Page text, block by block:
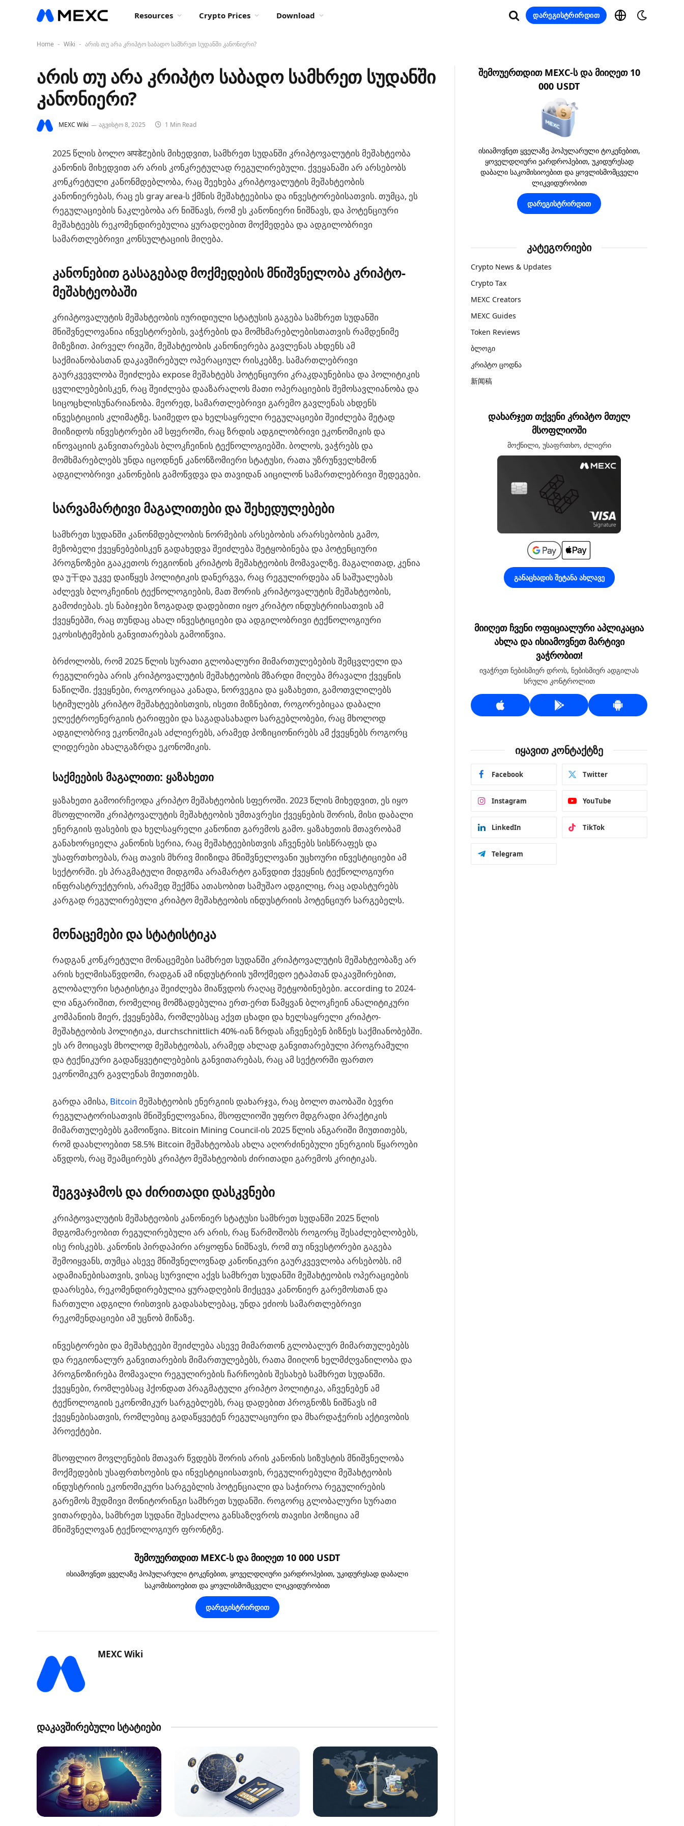
Resources Crypto Prices Download დარეგისტრირდით
Home - Wiki - არის თუ არა კრიპტო საბადო სამხრეთ სუდანში კანონიერი?
არის თუ არა კრიპტო საბადო სამხრეთ სუდანში
კანონიერი?
MEXC Wiki აგვისტო 8, 2025 1 Min Read
2025 წლის ბოლო अपडेटების მიხედვით, სამხრეთ სუდანში კრიპტოვალუტის მეშახტეობა
კანონის მიხედვით არ არის კონკრეტულად რეგულირებული. ქვეყანაში არ არსებობს
კონკრეტული კანონმდებლობა, რაც შეეხება კრიპტოვალუტის მეშახტეობის
კანონიერებას, რაც ეს gray area-ს ქმნის მეშახტეებისა და ინვესტორებისათვის. თუმცა, ეს
რეგულაციების ნაკლებობა არ ნიშნავს, რომ ეს კანონიერი ნიშნავს, და პოტენციური
მეშახტეებს რეკომენდირებულია ყურადღებით მოქმედება და ადგილობრივი
სამართლებრივი კონსულტაციის მიღება.
კანონებით გასაგებად მოქმედების მნიშვნელობა კრიპტო-
მეშახტეობაში
კრიპტოვალუტის მეშახტეობის იურიდიული სტატუსის გაგება სამხრეთ სუდანში
მნიშვნელოვანია ინვესტორების, ვაჭრების და მომხმარებლებისთათვის რამდენიმე
მიზეზით. პირველ რიგში, მეშახტეობის კანონიერება გავლენას ახდენს ამ
საქმიანობასთან დაკავშირებულ ოპერაციულ რისკებზე. სამართლებრივი
გაურკვევლობა შეიძლება expose მეშახტებს პოტენციური კრაკდაუნებისა და პოლიტიკის
ცვლილებებისკენ, რაც შეიძლება დააზარალოს მათი ოპერაციების შემოსავლიანობა და
სიცოცხლისუნარიანობა. მეორედ, სამართლებრივი გარემო გავლენას ახდენს
ინვესტიციის კლიმატზე. საიმედო და ხელსაყრელი რეგულაციები შეიძლება მეტად
მიიზიდოს ინვესტორები ამ სფეროში, რაც ზრდის ადგილობრივი ეკონომიკის და
ინოვაციის განვითარებას ბლოკჩეინის ტექნოლოგიებში. ბოლოს, ვაჭრებს და
მომხმარებლებს უნდა იცოდნენ კანონზომიერი სტატუსი, რათა უზრუნველხმონ
ადგილობრივი კანონების გამოწვდვა და თავიდან აიცილონ სამართლებრივი შედეგები.
სარვამარტივი მაგალითები და შეხედულებები
სამხრეთ სუდანში კანონმდებლობის ნორმების არსებობის არარსებობის გამო,
მეზობელი ქვეყნებებისკენ გადახედვა შეიძლება შეტყობინება და პოტენციური
პროგნოზები გააკეთოს რეგიონის კრიპტოს მეშახტეობის მომავალზე. მაგალითად, კენია
და უ干და უკვე დაიწყეს პოლიტიკის დანერგვა, რაც რეგულირდება ან საშუალებას
აძლევს ბლოკჩეინის ტექნოლოგიების, მათ შორის კრიპტოვალუტის მეშახტეობის,
გამოძიებას. ეს ნაბიჯები ზოგადად დადებითი იყო კრიპტო ინდუსტრიისათვის ამ
ქვეყნებში, რაც თუნდაც ახალ ინვესტიციები და ადგილობრივი ტექნოლოგიური
ეკოსისტემების განვითარებას გამოიწვია.
ბრძოლობს, რომ 2025 წლის სურათი გლობალური მიმართულებების შემცვლელი და
რეგულირება არის კრიპტოვალუტის მეშახტეობის მზარდი მიღება მრავალი ქვეყნის
ნაწილში. ქვეყნები, როგორიცაა კანადა, ნორვეგია და ყაზახეთი, გამოთვლილებს
სტიმულებს კრიპტო მეშახტეებისთვის, ისეთი მიზნებით, როგორებიცაა დაბალი
ელექტროენერგიის ტარიფები და საგადასახადო სარგებლობები, რაც მხოლოდ
ადგილობრივ ეკონომიკას აძლიერებს, არამედ პოზიციონირებს ამ ქვეყნებს როგორც
ლიდერები ახალგაზრდა ეკონომიკის.
საქმეების მაგალითი: ყაზახეთი
ყაზახეთი გამოირჩეოდა კრიპტო მეშახტეობის სფეროში. 2023 წლის მიხედვით, ეს იყო
მსოფლიოში კრიპტოვალუტის მეშახტეობის უმთავრესი ქვეყნების შორის, მისი დაბალი
ენერგიის ფასების და ხელსაყრელი კანონით გარემოს გამო. ყაზახეთის მთავრობამ
განახორციელა კანონის სერია, რაც მეშახტეებისთვის აჩვენებს სისწრაფეს და
უსაფრთხოებას, რაც თავის მხრივ მიიზიდა მნიშვნელოვანი უცხოური ინვესტიციები ამ
სექტორში. ეს პრაგმატული მიდგომა არამარტო გაწვდით ქვეყნის ტექნოლოგიური
ინფრასტრუქტურის, არამედ შექმნა ათასობით სამუშაო ადგილიც, რაც ადასტურებს
კარგად რეგულირებული კრიპტო მეშახტეობის ინდუსტრიის პოტენციურ სარგებელს.
მონაცემები და სტატისტიკა
რადგან კონკრეტული მონაცემები სამხრეთ სუდანში კრიპტოვალუტის მეშახტეობაზე არ
არის ხელმისაწვდომი, რადგან ამ ინდუსტრიის უმოქმედო ეტაპთან დაკავშირებით,
გლობალური სტატისტიკა შეიძლება მიაწვდოს რაღაც შეტყობინებები. according to 2024-
ლი ანგარიშით, რომელიც მომზადებულია ერთ-ერთ წამყვან ბლოკჩეინ ანალიტიკური
კომპანიის მიერ, ქვეყნებმა, რომლებსაც აქვთ ცხადი და ხელსაყრელი კრიპტო-
მეშახტეობის პოლიტიკა, durchschnittlich 40%-იან ზრდას აჩვენებენ ბიზნეს საქმიანობებში.
ეს არ მოიცავს მხოლოდ მეშახტეობას, არამედ ახლად განვითარებული პროგრამული
და ტექნიკური გადაწყვეტილებების განვითარებას, რაც ამ სექტორში ფართო
ეკონომიკურ გავლენას მიუთითებს.
გარდა ამისა, Bitcoin მეშახტეობის ენერგიის დახარჯვა, რაც ბოლო თაობაში ბევრი
რეგულატორისათვის მნიშვნელოვანია, მსოფლიოში უფრო მდგრადი პრაქტიკის
მიმართულებებს გამოიწვია. Bitcoin Mining Council-ის 2025 წლის ანგარიში მიუთითებს,
რომ დაახლოებით 58.5% Bitcoin მეშახტეობას ახლა აღორძინებული ენერგიის წყაროები
აწვდოს, რაც შეამცირებს კრიპტო მეშახტეობის ძირითადი გარემოს კრიტიკას.
შეგვაჯამოს და ძირითადი დასკვნები
კრიპტოვალუტის მეშახტეობის კანონიერ სტატუსი სამხრეთ სუდანში 2025 წლის
მდგომარეობით რეგულირებული არ არის, რაც წარმოშობს როგორც შესაძლებლობებს,
ისე რისკებს. კანონის პირდაპირი არყოფნა ნიშნავს, რომ თუ ინვესტორები გაგება
შემოიყვანს, თუმცა ასევე მნიშვნელოვნად კანონიკური გაურკვევლობა არსებობს. იმ
ადამიანებისათვის, ვისაც სურვილი აქვს სამხრეთ სუდანში მეშახტეობის ოპერაციების
დაარსება, რეკომენდირებულია ყურადღების მიქცევა კანონიერ გარემოსთან და
ჩართული ადგილი რისთვის გადასახლებაც, უნდა ეძიოს სამართლებრივი
რეკომენდაციები ამ უცნობ მიწაზე.
ინვესტორები და მეშახტეები შეიძლება ასევე მიმართონ გლობალურ მიმართულებებს
და რეგიონალურ განვითარების მიმართულებებს, რათა მიიღონ ხელმძღვანილობა და
პროგნოზირება მომავალი რეგულირების ჩარჩოების შესახებ სამხრეთ სუდანში.
ქვეყნები, რომლებსაც ჰქონდათ პრაგმატული კრიპტო პოლიტიკა, აჩვენებენ ამ
ტექნოლოგიის ეკონომიკურ სარგებლებს, რაც დადებით პროგნოზს ნიშნავს იმ
ქვეყნებისათვის, რომლებიც გადაწყვეტენ რეგულაციური და მხარდაჭერის აქტივობის
პროექტები.
მსოფლიო მოვლენების მთავარ წვდებს შორის არის კანონის სიზუსტის მნიშვნელობა
მოქმედების უსაფრთხოების და ინვესტიციისათვის, რეგულირებული მეშახტეობის
ინდუსტრიის ეკონომიკური სარგებლის პოტენციალი და საჭიროა რეგულირების
გარემოს მუდმივი მონიტორინგი სამხრეთ სუდანში. როგორც გლობალური სურათი
ვითარდება, სამხრეთ სუდანი შესაძლოა განსაზღვროს თავისი პოზიცია ამ
მნიშვნელოვან ტექნოლოგიურ ფრონტზე.
შემოუერთდით MEXC-ს და მიიღეთ 10 000 USDT
ისიამოვნეთ ყველაზე პოპულარული ტოკენებით, ყოველდღიური ეარდროპებით, უკიდურესად დაბალი
საკომისიოებით და ყოვლისმომცველი ლიკვიდურობით
დარეგისტრირდით
MEXC Wiki
დაკავშირებული სტატიები
შემოუერთდით MEXC-ს და მიიღეთ 10
000 USDT
ისიამოვნეთ ყველაზე პოპულარული ტოკენებით,
ყოველდღიური ეარდროპებით, უკიდურესად
დაბალი საკომისიოებით და ყოვლისმომცველი
ლიკვიდურობით
დარეგისტრირდით
კატეგორიები
Crypto News & Updates
Crypto Tax
MEXC Creators
MEXC Guides
Token Reviews
ბლოგი
კრიპტო ცოდნა
新闻稿
დახარჯეთ თქვენი კრიპტო მთელ
მსოფლიოში
მოქნილი, უსაფრთხო, ძლიერი
განაცხადის შეტანა ახლავე
მიიღეთ ჩვენი ოფიციალური აპლიკაცია
ახლა და ისიამოვნეთ მარტივი
ვაჭრობით!
ივაჭრეთ ნებისმიერ დროს, ნებისმიერ ადგილას
სრული კონტროლით
იყავით კონტაქტზე
Facebook Twitter
Instagram YouTube
LinkedIn TikTok
Telegram